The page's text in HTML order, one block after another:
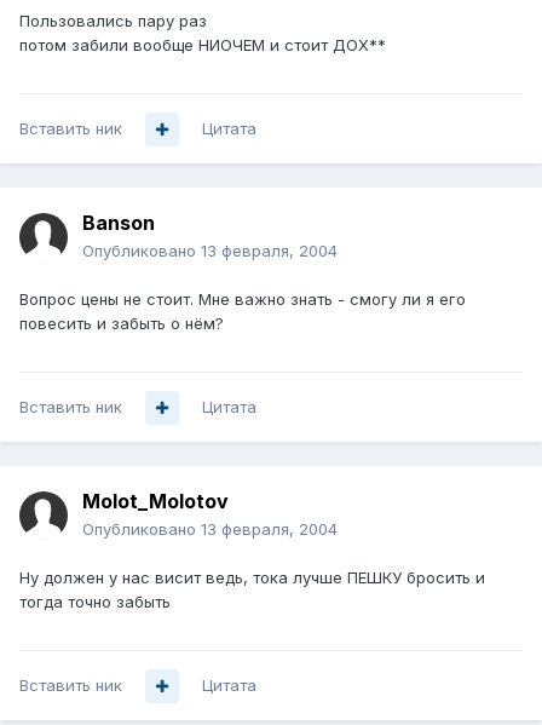
Пользовались пару раз
потом забили вообще НИОЧЕМ и стоит ДОХ**
Вставить ник Цитата
Banson
Опубликовано 13 февраля, 2004
Вопрос цены не стоит. Мне важно знать - смогу ли я его
повесить и забыть о нём?
Вставить ник Цитата
Molot_Molotov
Опубликовано 13 февраля, 2004
Ну должен у нас висит ведь, тока лучше ПЕШКУ бросить и
тогда точно забыть
Вставить ник Цитата